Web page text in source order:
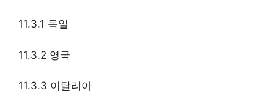
11.3.1 독일
11.3.2 영국
11.3.3 이탈리아